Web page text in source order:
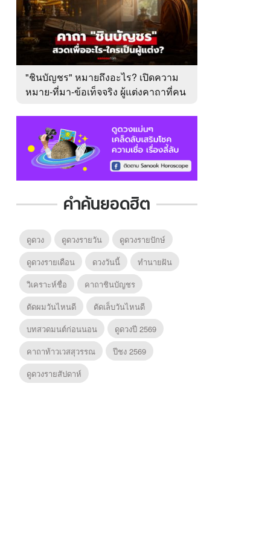
"ชินบัญชร" หมายถึงอะไร? เปิดความ
หมาย-ที่มา-ข้อเท็จจริง ผู้แต่งคาถาที่คน
คำค้นยอดฮิต
ดูดวง ดูดวงรายวัน
ดูดวงรายปักษ์
ดูดวงรายเดือน
ดวงวันนี้
ทํานายฝัน
วิเคราะห์ชื่อ
คาถาชินบัญชร
ตัดผมวันไหนดี
ตัดเล็บวันไหนดี
บทสวดมนต์ก่อนนอน
ดูดวงปี 2569
คาถาท้าวเวสสุวรรณ
ปีชง 2569
ดูดวงรายสัปดาห์